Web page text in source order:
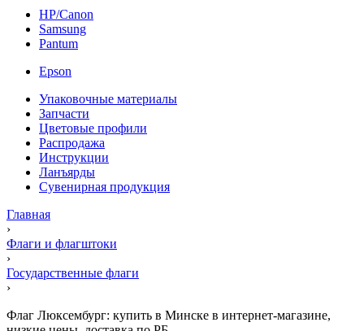
HP/Canon
Samsung
Pantum
Epson
Упаковочные материалы
Запчасти
Цветовые профили
Распродажа
Инструкции
Ланъярды
Сувенирная продукция
Главная
›
Флаги и флагштоки
›
Государственные флаги
›
Флаг Люксембург: купить в Минске в интернет-магазине,